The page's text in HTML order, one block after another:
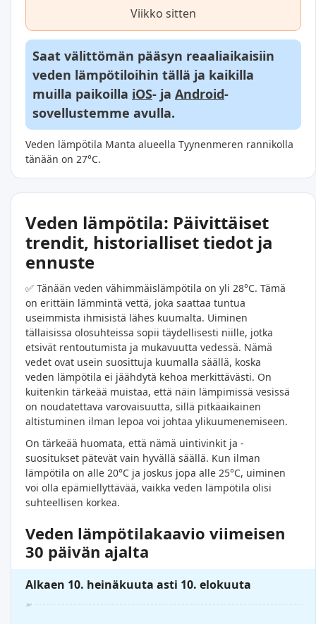
Viikko sitten
Saat välittömän pääsyn reaaliaikaisiin
veden lämpötiloihin tällä ja kaikilla
muilla paikoilla iOS- ja Android-
sovellustemme avulla.
Veden lämpötila Manta alueella Tyynenmeren rannikolla
tänään on 27°C.
Veden lämpötila: Päivittäiset
trendit, historialliset tiedot ja
ennuste
✅ Tänään veden vähimmäislämpötila on yli 28°C. Tämä
on erittäin lämmintä vettä, joka saattaa tuntua
useimmista ihmisistä lähes kuumalta. Uiminen
tällaisissa olosuhteissa sopii täydellisesti niille, jotka
etsivät rentoutumista ja mukavuutta vedessä. Nämä
vedet ovat usein suosittuja kuumalla säällä, koska
veden lämpötila ei jäähdytä kehoa merkittävästi. On
kuitenkin tärkeää muistaa, että näin lämpimissä vesissä
on noudatettava varovaisuutta, sillä pitkäaikainen
altistuminen ilman lepoa voi johtaa ylikuumenemiseen.
On tärkeää huomata, että nämä uintivinkit ja -
suositukset pätevät vain hyvällä säällä. Kun ilman
lämpötila on alle 20°C ja joskus jopa alle 25°C, uiminen
voi olla epämiellyttävää, vaikka veden lämpötila olisi
suhteellisen korkea.
Veden lämpötilakaavio viimeisen
30 päivän ajalta
Alkaen 10. heinäkuuta asti 10. elokuuta
29°